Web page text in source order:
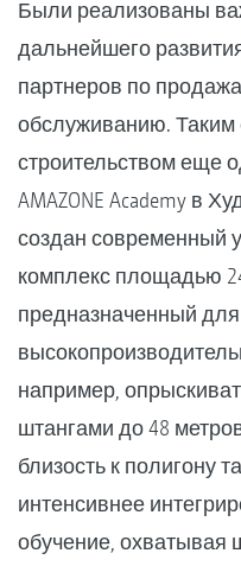
Были реализованы
дальнейшего
партнеров по
обслуживанию. Таким
строительством еще
AMAZONE Academy в
создан современный
комплекс площадью
предназначенный
например,
штангами до 48
близость к полигону
интенсивнее
обучение, охватывая